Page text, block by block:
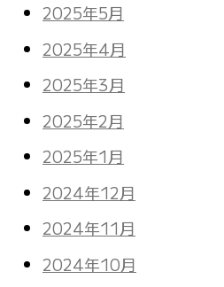
2025年5月
2025年4月
2025年3月
2025年2月
2025年1月
2024年12月
2024年11月
2024年10月